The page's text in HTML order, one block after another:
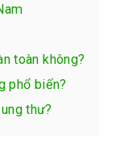
toàn không?
phổ biến?
thư?